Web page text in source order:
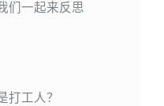
们一起来反思
打工人？